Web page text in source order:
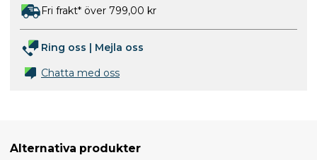
Fri frakt* över 799,00 kr
Ring oss | Mejla oss
Chatta med oss
Alternativa produkter